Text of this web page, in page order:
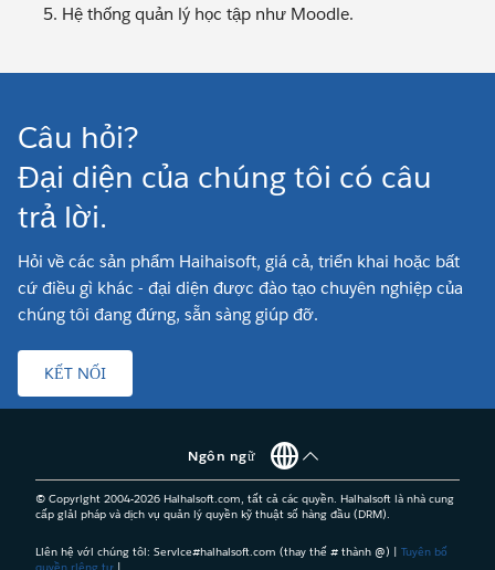
Hệ thống quản lý học tập như Moodle.
Câu hỏi?
Đại diện của chúng tôi có câu
trả lời.
Hỏi về các sản phẩm Haihaisoft, giá cả, triển khai hoặc bất
cứ điều gì khác - đại diện được đào tạo chuyên nghiệp của
chúng tôi đang đứng, sẵn sàng giúp đỡ.
KẾT NỐI
Ngôn ngữ
© Copyright 2004-2026 Haihaisoft.com, tất cả các quyền. Haihaisoft là nhà cung
cấp giải pháp và dịch vụ quản lý quyền kỹ thuật số hàng đầu (DRM).
Liên hệ với chúng tôi: Service#haihaisoft.com (thay thế # thành @) | Tuyên bố
quyền riêng tư |